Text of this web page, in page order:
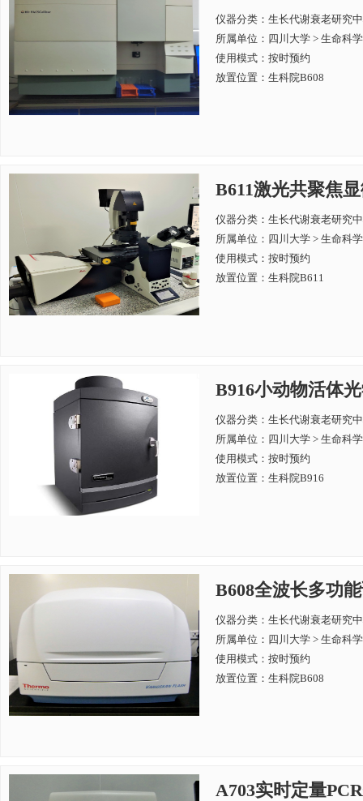
仪器分类：生长代谢衰老研究
所属单位： 四川大学 > 生命科
使用模式：按时预约
放置位置：生科院B608
B611激光共聚焦
仪器分类：生长代谢衰老研究
所属单位： 四川大学 > 生命科
使用模式：按时预约
放置位置：生科院B611
B916小动物活体
仪器分类：生长代谢衰老研究
所属单位： 四川大学 > 生命科
使用模式：按时预约
放置位置：生科院B916
B608全波长多功
仪器分类：生长代谢衰老研究
所属单位： 四川大学 > 生命科
使用模式：按时预约
放置位置：生科院B608
A703实时定量